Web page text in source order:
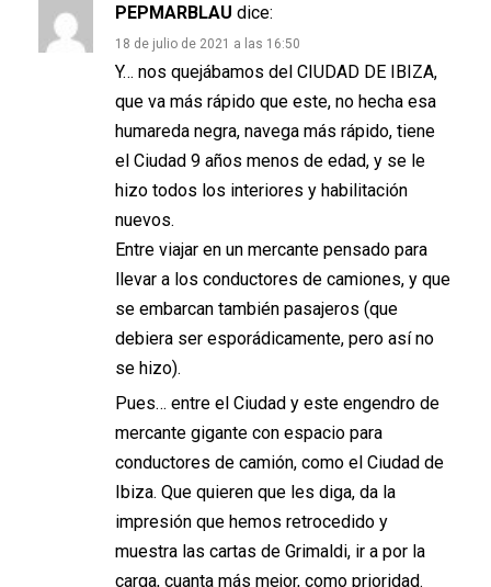
PEPMARBLAU dice:
18 de julio de 2021 a las 16:50
Y… nos quejábamos del CIUDAD DE IBIZA,
que va más rápido que este, no hecha esa
humareda negra, navega más rápido, tiene
el Ciudad 9 años menos de edad, y se le
hizo todos los interiores y habilitación
nuevos.
Entre viajar en un mercante pensado para
llevar a los conductores de camiones, y que
se embarcan también pasajeros (que
debiera ser esporádicamente, pero así no
se hizo).
Pues… entre el Ciudad y este engendro de
mercante gigante con espacio para
conductores de camión, como el Ciudad de
Ibiza. Que quieren que les diga, da la
impresión que hemos retrocedido y
muestra las cartas de Grimaldi, ir a por la
carga, cuanta más mejor, como prioridad.